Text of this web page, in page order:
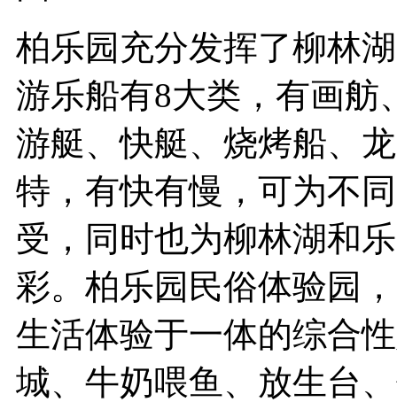
柏乐园充分发挥了柳林
游乐船有8大类，有画舫
游艇、快艇、烧烤船、
特，有快有慢，可为不
受，同时也为柳林湖和
彩。柏乐园民俗体验园
生活体验于一体的综合
城、牛奶喂鱼、放生台